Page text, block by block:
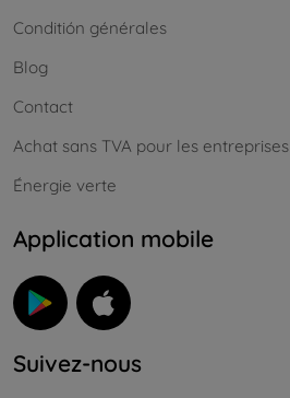
Conditión générales
Blog
Contact
Achat sans TVA pour les entreprises
Énergie verte
Application mobile
Suivez-nous